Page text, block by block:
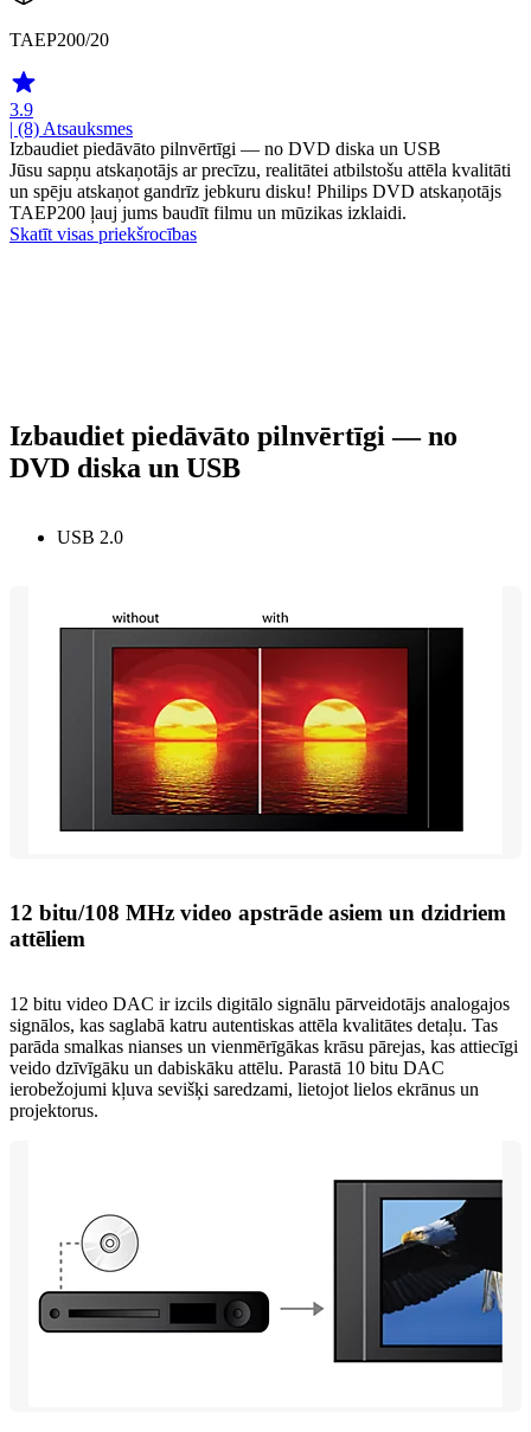
TAEP200/20
3.9
| (8)Atsauksmes
Izbaudiet piedāvāto pilnvērtīgi — no DVD diska un USB
Jūsu sapņu atskaņotājs ar precīzu, realitātei atbilstošu attēla kvalitāti
un spēju atskaņot gandrīz jebkuru disku! Philips DVD atskaņotājs
TAEP200 ļauj jums baudīt filmu un mūzikas izklaidi.
Skatīt visas priekšrocības
Izbaudiet piedāvāto pilnvērtīgi — no
DVD diska un USB
USB 2.0
12 bitu/108 MHz video apstrāde asiem un dzidriem
attēliem
12 bitu video DAC ir izcils digitālo signālu pārveidotājs analogajos
signālos, kas saglabā katru autentiskas attēla kvalitātes detaļu. Tas
parāda smalkas nianses un vienmērīgākas krāsu pārejas, kas attiecīgi
veido dzīvīgāku un dabiskāku attēlu. Parastā 10 bitu DAC
ierobežojumi kļuva sevišķi saredzami, lietojot lielos ekrānus un
projektorus.